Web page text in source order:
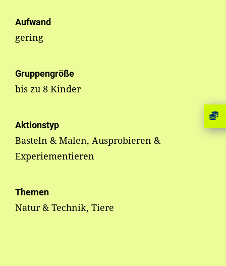
Aufwand
gering
Gruppengröße
bis zu 8 Kinder
Aktionstyp
Basteln & Malen, Ausprobieren &
Experiementieren
Themen
Natur & Technik, Tiere